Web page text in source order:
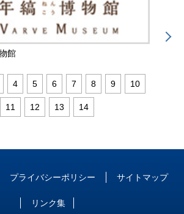
館
4 5 6 7 8 9 10
11 12 13 14
プライバシーポリシー サイトマップ
リンク集